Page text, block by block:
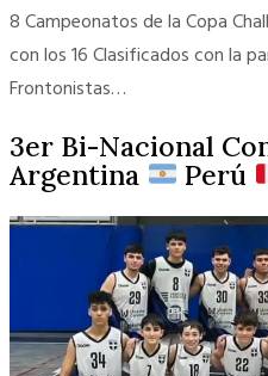
8 Campeonatos de la Copa
con los 16 Clasificados con la
Frontonistas…
3er Bi-Nacional
Argentina
Perú